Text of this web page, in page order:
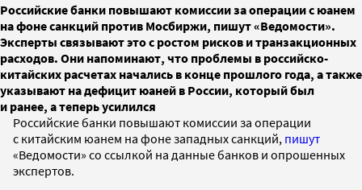
Российские банки повышают комиссии за операции с юанем
на фоне санкций против Мосбиржи, пишут «Ведомости».
Эксперты связывают это с ростом рисков и транзакционных
расходов. Они напоминают, что проблемы в российско-
китайских расчетах начались в конце прошлого года, а также
указывают на дефицит юаней в России, который был
и ранее, а теперь усилился
Российские банки повышают комиссии за операции
с китайским юанем на фоне западных санкций, пишут
«Ведомости» со ссылкой на данные банков и опрошенных
экспертов.